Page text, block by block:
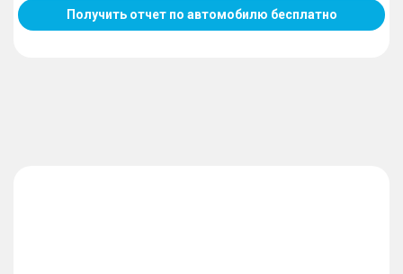
Получить отчет по автомобилю бесплатно